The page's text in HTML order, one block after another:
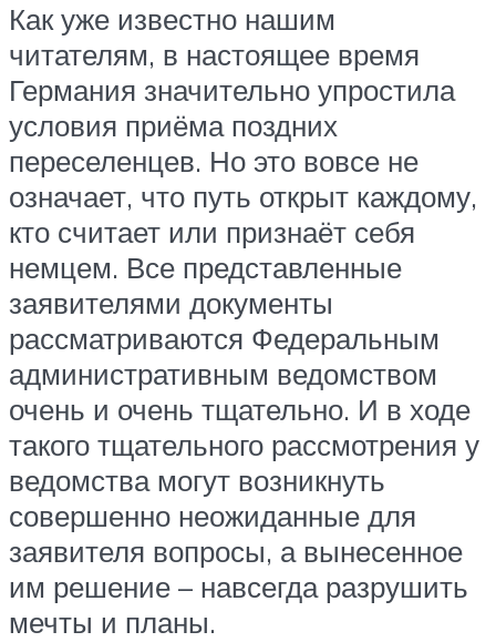
Как уже известно нашим
читателям, в настоящее время
Германия значительно упростила
условия приёма поздних
переселенцев. Но это вовсе не
означает, что путь открыт каждому,
кто считает или признаёт себя
немцем. Все представленные
заявителями документы
рассматриваются Федеральным
административным ведомством
очень и очень тщательно. И в ходе
такого тщательного рассмотрения у
ведомства могут возникнуть
совершенно неожиданные для
заявителя вопросы, а вынесенное
им решение – навсегда разрушить
мечты и планы.